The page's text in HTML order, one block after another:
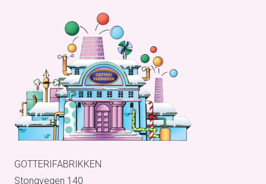
GOTTERIFABRIKKEN
Stongvegen 140